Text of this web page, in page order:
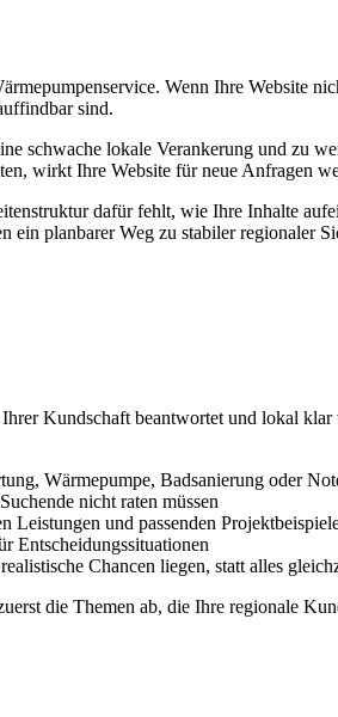
Wenn Ihre Website
sind.
schwache lokale Verankerung und zu
wirkt Ihre Website für neue Anfragen
dafür fehlt, wie Ihre Inhalte
ein planbarer Weg zu stabiler regionaler
Kundschaft beantwortet und lokal
Wärmepumpe, Badsanierung oder
nicht raten müssen
Leistungen und passenden
Entscheidungssituationen
Chancen liegen, statt alles
die Themen ab, die Ihre regionale